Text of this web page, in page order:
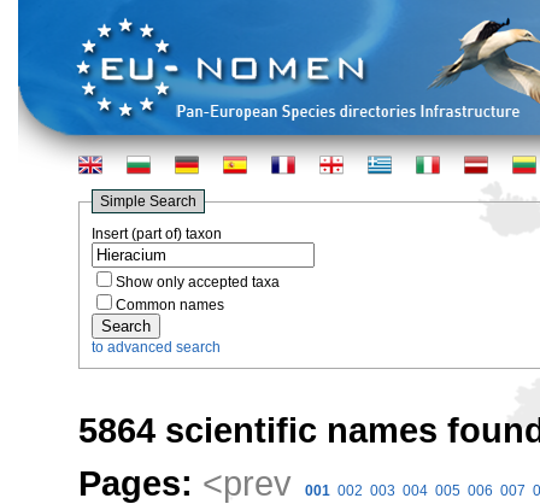
Simple Search
Insert (part of) taxon
Show only accepted taxa
Common names
to advanced search
5864 scientific names
Pages: <prev 001 002 003 004 005 006 007